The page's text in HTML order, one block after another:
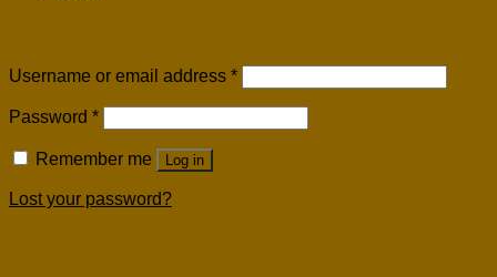
Username or email address *
Password *
Remember me Log in
Lost your password?